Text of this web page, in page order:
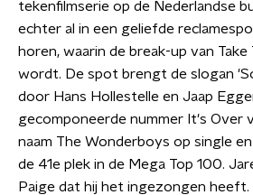
tekenfilmserie op de Nederlandse
echter al in een geliefde
horen, waarin de break-up van
wordt. De spot brengt de slogan
door Hans Hollestelle en Jaap
gecomponeerde nummer It's Over
naam The Wonderboys op single
de 41e plek in de Mega Top 100.
Paige dat hij het ingezongen